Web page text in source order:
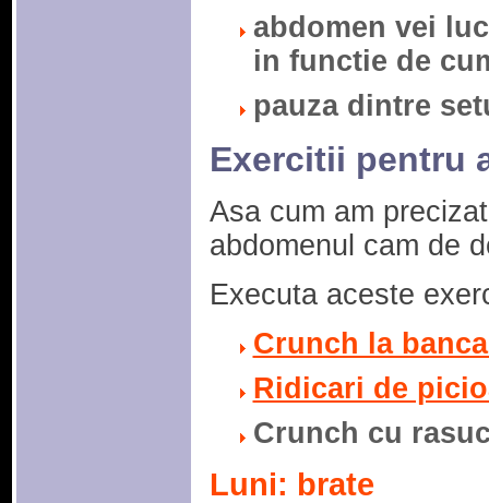
abdomen vei
in functie de
pauza dintre
Exercitii pentru
Asa cum am
abdomenul cam de
Executa aceste
Crunch la
Ridicari de
Crunch cu
Luni: brate